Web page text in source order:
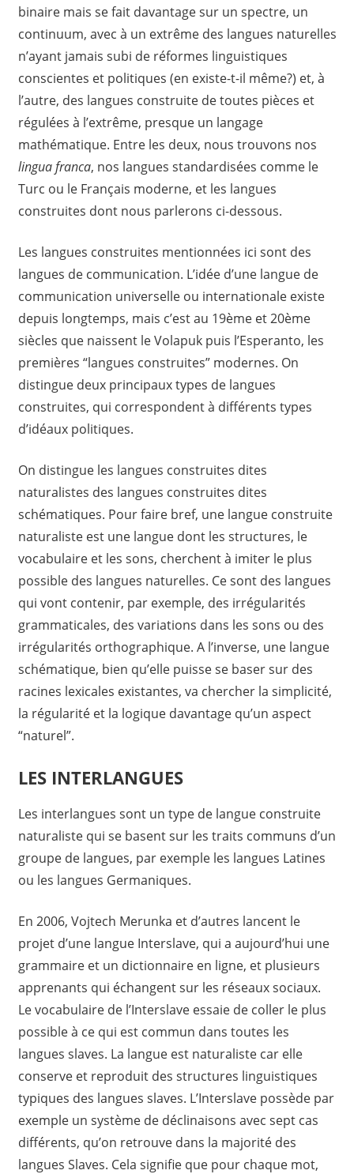
binaire mais se fait davantage sur un spectre, un
continuum, avec à un extrême des langues naturelles
n’ayant jamais subi de réformes linguistiques
conscientes et politiques (en existe-t-il même?) et, à
l’autre, des langues construite de toutes pièces et
régulées à l’extrême, presque un langage
mathématique. Entre les deux, nous trouvons nos
lingua franca, nos langues standardisées comme le
Turc ou le Français moderne, et les langues
construites dont nous parlerons ci-dessous.
Les langues construites mentionnées ici sont des
langues de communication. L’idée d’une langue de
communication universelle ou internationale existe
depuis longtemps, mais c’est au 19ème et 20ème
siècles que naissent le Volapuk puis l’Esperanto, les
premières “langues construites” modernes. On
distingue deux principaux types de langues
construites, qui correspondent à différents types
d’idéaux politiques.
On distingue les langues construites dites
naturalistes des langues construites dites
schématiques. Pour faire bref, une langue construite
naturaliste est une langue dont les structures, le
vocabulaire et les sons, cherchent à imiter le plus
possible des langues naturelles. Ce sont des langues
qui vont contenir, par exemple, des irrégularités
grammaticales, des variations dans les sons ou des
irrégularités orthographique. A l’inverse, une langue
schématique, bien qu’elle puisse se baser sur des
racines lexicales existantes, va chercher la simplicité,
la régularité et la logique davantage qu’un aspect
“naturel”.
LES INTERLANGUES
Les interlangues sont un type de langue construite
naturaliste qui se basent sur les traits communs d’un
groupe de langues, par exemple les langues Latines
ou les langues Germaniques.
En 2006, Vojtech Merunka et d’autres lancent le
projet d’une langue Interslave, qui a aujourd’hui une
grammaire et un dictionnaire en ligne, et plusieurs
apprenants qui échangent sur les réseaux sociaux.
Le vocabulaire de l’Interslave essaie de coller le plus
possible à ce qui est commun dans toutes les
langues slaves. La langue est naturaliste car elle
conserve et reproduit des structures linguistiques
typiques des langues slaves. L’Interslave possède par
exemple un système de déclinaisons avec sept cas
différents, qu’on retrouve dans la majorité des
langues Slaves. Cela signifie que pour chaque mot,